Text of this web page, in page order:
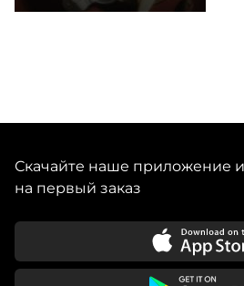
Скачайте наше приложение
на первый заказ